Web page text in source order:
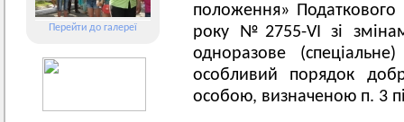
Перейти до галереї
положення» Податкового
року №2755-VI зі
одноразове
особливий порядок
особою, визначеною п. 3